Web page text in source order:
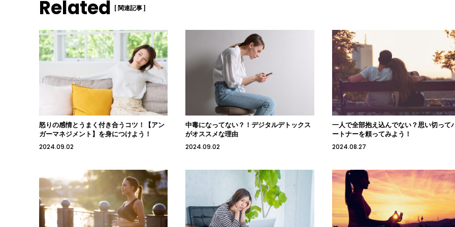
Related [ 関連記事 ]
怒りの感情とうまく付き合うコツ！【アン
ガーマネジメント】を身につけよう！
2024.09.02
中毒になってない？！デジタルデトックス
がオススメな理由
2024.09.02
一人で全部抱え込んでない？思い切って
ートナーを頼ってみよう！
2024.08.27